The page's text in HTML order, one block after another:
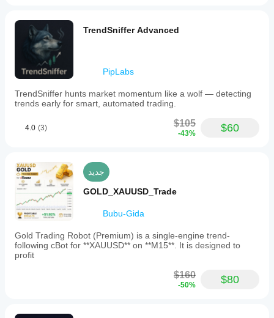
TrendSniffer Advanced
PipLabs
TrendSniffer hunts market momentum like a wolf — detecting
trends early for smart, automated trading.
4.0 (3) $105
-43% $60
جديد
GOLD_XAUUSD_Trade
Bubu-Gida
Gold Trading Robot (Premium) is a single-engine trend-
following cBot for **XAUUSD** on **M15**. It is designed to
profit
$160
-50% $80